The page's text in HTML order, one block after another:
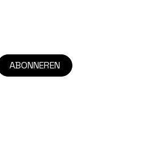
ABONNEREN